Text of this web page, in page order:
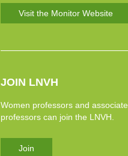
Visit the Monitor Website
JOIN LNVH
Women professors and associate
professors can join the LNVH.
Join